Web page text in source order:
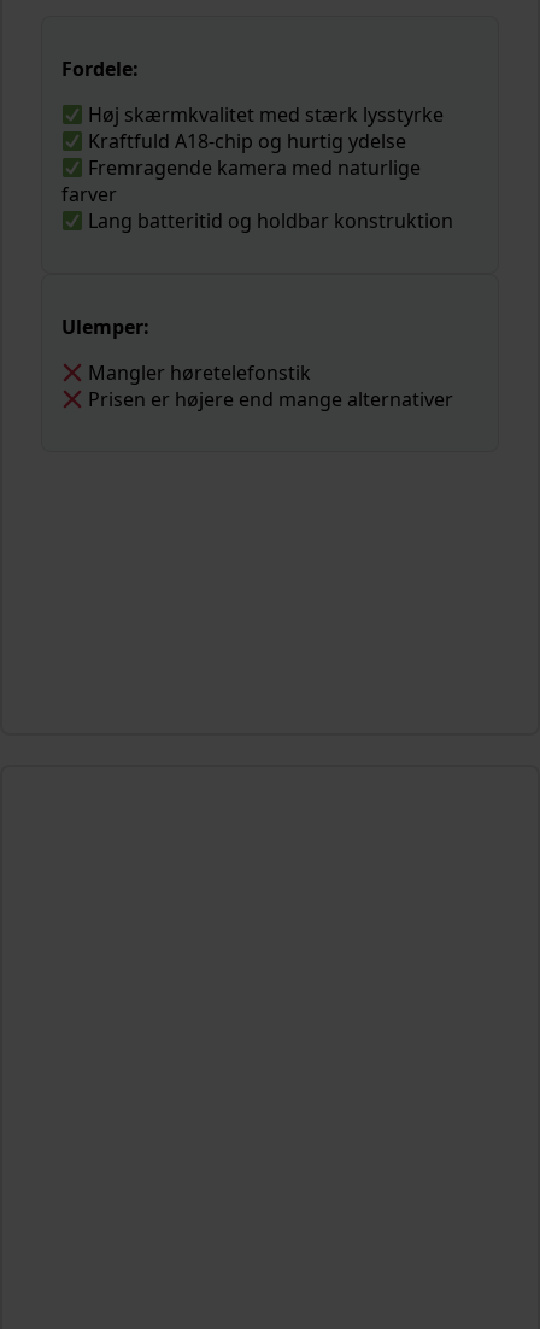
Fordele:
Høj skærmkvalitet med stærk lysstyrke
Kraftfuld A18-chip og hurtig ydelse
Fremragende kamera med naturlige
farver
Lang batteritid og holdbar konstruktion
Ulemper:
Mangler høretelefonstik
Prisen er højere end mange alternativer